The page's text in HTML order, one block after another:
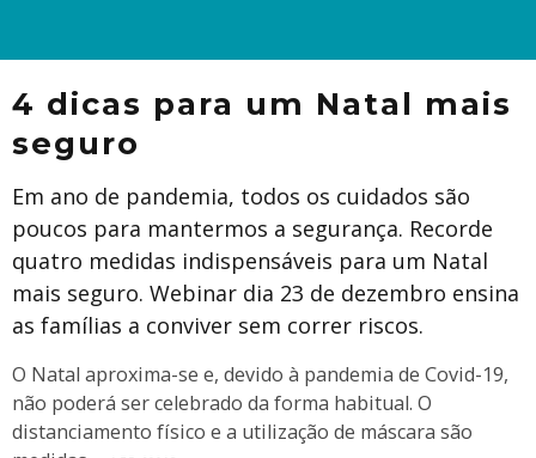
4 dicas para um Natal mais
seguro
Em ano de pandemia, todos os cuidados são
poucos para mantermos a segurança. Recorde
quatro medidas indispensáveis para um Natal
mais seguro. Webinar dia 23 de dezembro ensina
as famílias a conviver sem correr riscos.
O Natal aproxima-se e, devido à pandemia de Covid-19,
não poderá ser celebrado da forma habitual. O
distanciamento físico e a utilização de máscara são